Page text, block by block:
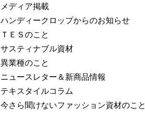
メディア掲載
ハンディークロップからのお知らせ
ＴＥＳのこと
サスティナブル資材
異業種のこと
ニュースレター＆新商品情報
テキスタイルコラム
今さら聞けないファッション資材のこと